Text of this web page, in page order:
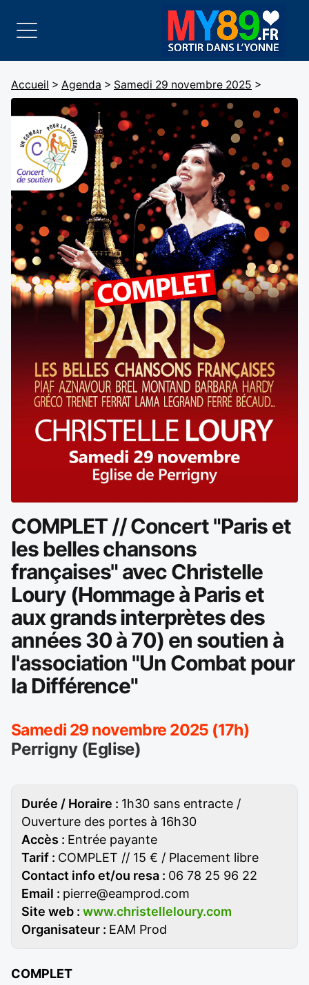
Accueil > Agenda > Samedi 29 novembre 2025 >
COMPLET // Concert "Paris et
les belles chansons
françaises" avec Christelle
Loury (Hommage à Paris et
aux grands interprètes des
années 30 à 70) en soutien à
l'association "Un Combat pour
la Différence"
Samedi 29 novembre 2025 (17h)
Perrigny (Eglise)
Durée / Horaire : 1h30 sans entracte /
Ouverture des portes à 16h30
Accès : Entrée payante
Tarif : COMPLET // 15 € / Placement libre
Contact info et/ou resa : 06 78 25 96 22
Email : pierre@eamprod.com
Site web : www.christelleloury.com
Organisateur : EAM Prod
COMPLET